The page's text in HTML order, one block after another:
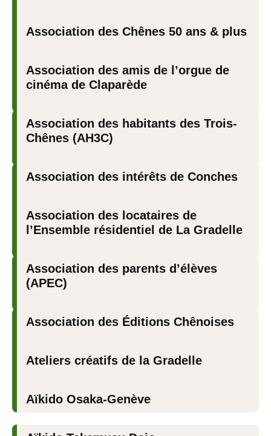
Aïkido Osaka-Genève
Association des amis de l’orgue de
cinéma de Claparède
Association des Chênes 50 ans & plus
Association des Éditions Chênoises
Association des habitants des Trois-
Chênes (AH3C)
Association des intérêts de Conches
Association des locataires de
l’Ensemble résidentiel de La Gradelle
Association des parents d’élèves
(APEC)
Ateliers créatifs de la Gradelle